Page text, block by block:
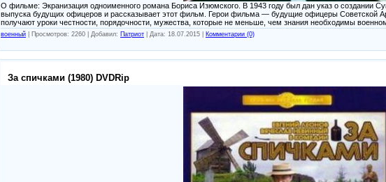
О фильме: Экранизация одноименного романа Бориса Изюмского. В 1943 году был дан указ о создании
выпуска будущих офицеров и рассказывает этот фильм. Герои фильма — будущие офицеры Советской
получают уроки честности, порядочности, мужества, которые не меньше, чем знания необходимы
военный Просмотров: 2260 | Добавил: Патриот Дата: 18.07.2015 Комментарии (0)
За спичками (1980) DVDRip